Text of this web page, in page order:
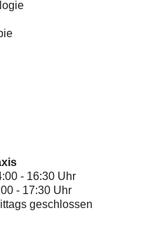
- 16:30 Uhr
- 17:30 Uhr
geschlossen